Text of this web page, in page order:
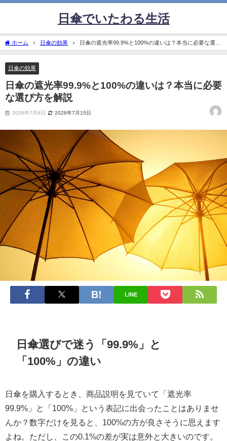
日傘でいたわる生活
ホーム 日傘の効果
日傘の遮光率99.9%と100%の違いは？本当に必要な選び
方を解説
日傘の効果
日傘の遮光率99.9%と100%の違いは？本当に必要
な選び方を解説
2026年7月6日 2026年7月15日
LINE
日傘選びで迷う「99.9%」と
「100%」の違い
日傘を購入するとき、商品説明を見ていて「遮光率
99.9%」と「100%」という表記に出会ったことはありませ
んか？数字だけを見ると、100%の方が良さそうに思えます
よね。ただし、この0.1%の差が実は意外と大きいのです。